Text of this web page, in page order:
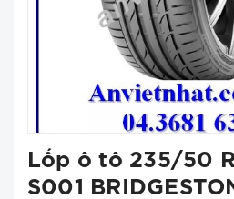
Lốp ô tô 235/50
S001